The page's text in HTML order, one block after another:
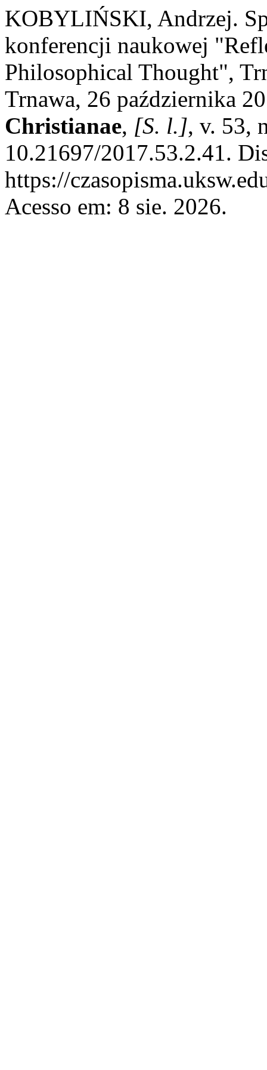
KOBYLIŃSKI, Andrzej.
konferencji naukowej
Philosophical Thought",
Trnawa, 26 października
Christianae, [S. l.], v. 53,
10.21697/2017.53.2.41.
https://
Acesso em: 8 sie. 2026.